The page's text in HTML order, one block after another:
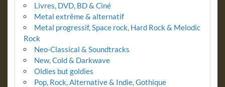
Livres, DVD, BD & Ciné
Metal extrême & alternatif
Metal progressif, Space rock, Hard Rock & Melodic
Rock
Neo-Classical & Soundtracks
New, Cold & Darkwave
Oldies but goldies
Pop, Rock, Alternative & Indie, Gothique